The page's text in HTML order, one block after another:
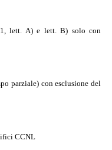
1, lett. A) e lett. B) solo con
parziale) con esclusione del
CCNL